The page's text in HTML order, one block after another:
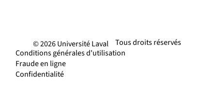
Tous droits réservés
© 2026 Université Laval
Conditions générales d'utilisation
Fraude en ligne
Confidentialité